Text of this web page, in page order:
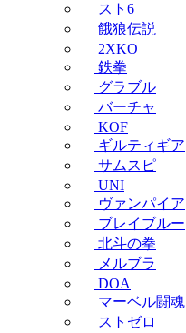
スト6
餓狼伝説
2XKO
鉄拳
グラブル
バーチャ
KOF
ギルティギア
サムスピ
UNI
ヴァンパイア
ブレイブルー
北斗の拳
メルブラ
DOA
マーベル闘魂
ストゼロ